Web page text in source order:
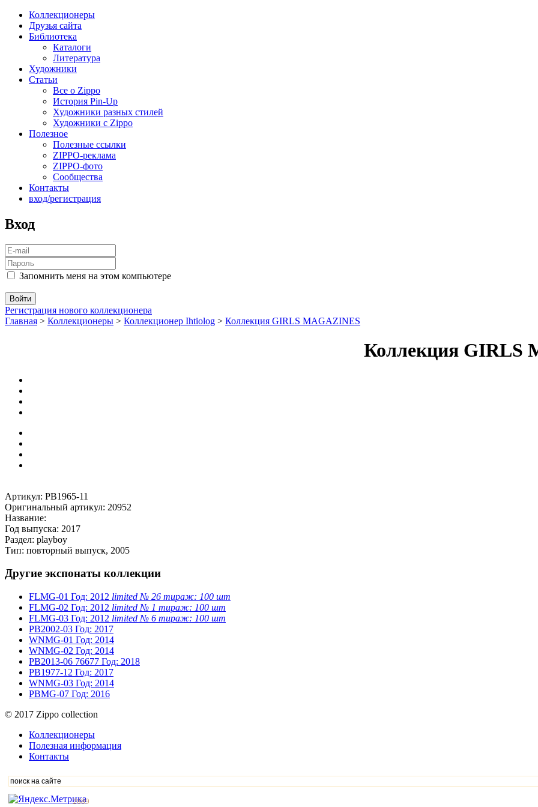
Коллекционеры
Друзья сайта
Библиотека
Каталоги
Литература
Художники
Статьи
Все о Zippo
История Pin-Up
Художники разных стилей
Художники с Zippo
Полезное
Полезные ссылки
ZIPPO-реклама
ZIPPO-фото
Сообщества
Контакты
вход/регистрация
Вход
Запомнить меня на этом компьютере
Регистрация нового коллекционера
Главная > Коллекционеры > Коллекционер Ihtiolog > Коллекция GIRLS MAGAZINES
Коллекция GIRLS
Артикул: PB1965-11
Оригинальный артикул: 20952
Название:
Год выпуска: 2017
Раздел: playboy
Тип: повторный выпуск, 2005
Другие экспонаты коллекции
FLMG-01 Год: 2012 limited № 26 тираж: 100 шт
FLMG-02 Год: 2012 limited № 1 тираж: 100 шт
FLMG-03 Год: 2012 limited № 6 тираж: 100 шт
PB2002-03 Год: 2017
WNMG-01 Год: 2014
WNMG-02 Год: 2014
PB2013-06 76677 Год: 2018
PB1977-12 Год: 2017
WNMG-03 Год: 2014
PBMG-07 Год: 2016
© 2017 Zippo collection
Коллекционеры
Полезная информация
Контакты
2889